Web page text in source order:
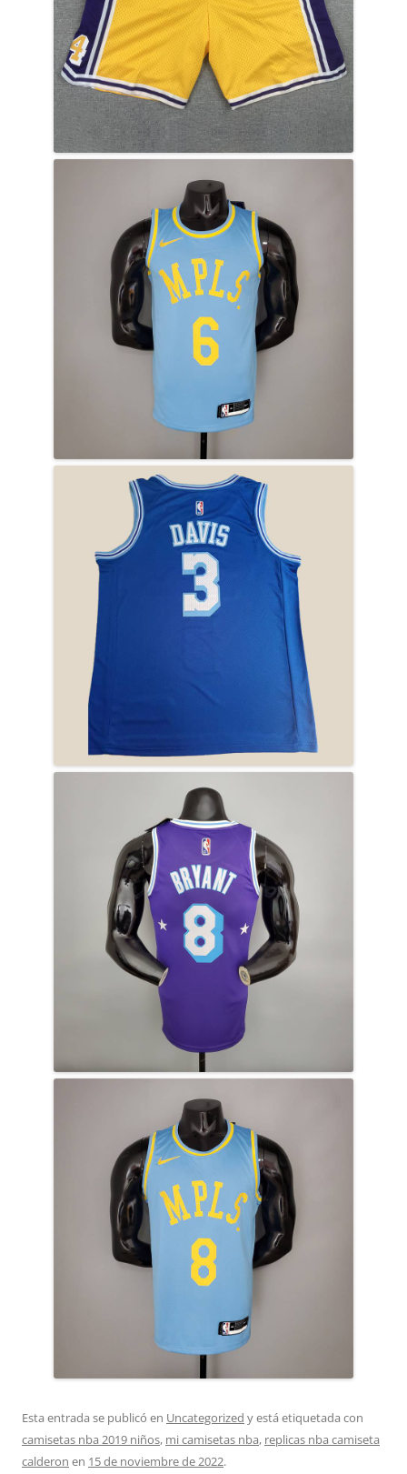
Esta entrada se publicó en Uncategorized y está etiquetada con
camisetas nba 2019 niños, mi camisetas nba, replicas nba camiseta
calderon en 15 de noviembre de 2022.